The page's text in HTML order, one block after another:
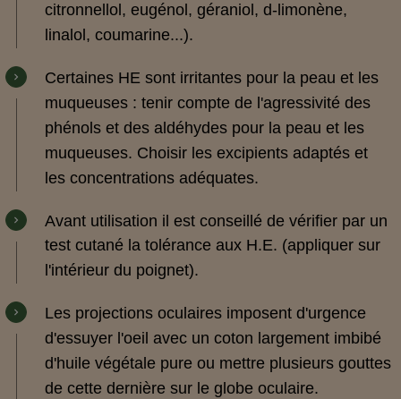
citronnellol, eugénol, géraniol, d-limonène,
linalol, coumarine...).
Certaines HE sont irritantes pour la peau et les
muqueuses : tenir compte de l'agressivité des
phénols et des aldéhydes pour la peau et les
muqueuses. Choisir les excipients adaptés et
les concentrations adéquates.
Avant utilisation il est conseillé de vérifier par un
test cutané la tolérance aux H.E. (appliquer sur
l'intérieur du poignet).
Les projections oculaires imposent d'urgence
d'essuyer l'oeil avec un coton largement imbibé
d'huile végétale pure ou mettre plusieurs gouttes
de cette dernière sur le globe oculaire.